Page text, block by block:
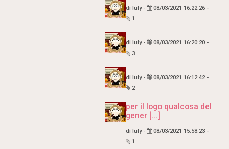
diIuly- 08/03/2021 16:22:26 -
1
diIuly- 08/03/2021 16:20:20 -
3
di Iuly- 08/03/2021 16:12:42 -
2
per il logo qualcosa del
gener [...]
diIuly- 08/03/2021 15:58:23 -
1